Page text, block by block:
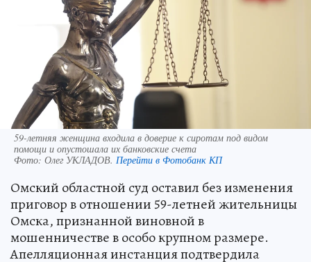
59-летняя женщина входила в доверие к сиротам под видом
помощи и опустошала их банковские счета
Фото: Олег УКЛАДОВ. Перейти в Фотобанк КП
Омский областной суд оставил без изменения
приговор в отношении 59-летней жительницы
Омска, признанной виновной в
мошенничестве в особо крупном размере.
Апелляционная инстанция подтвердила